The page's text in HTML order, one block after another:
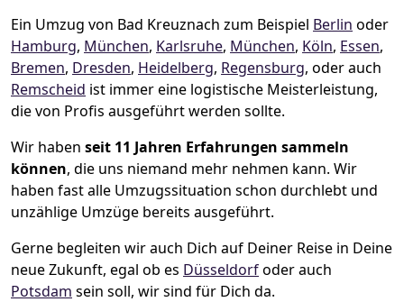
Ein Umzug von Bad Kreuznach zum Beispiel Berlin oder
Hamburg, München, Karlsruhe, München, Köln, Essen,
Bremen, Dresden, Heidelberg, Regensburg, oder auch
Remscheid ist immer eine logistische Meisterleistung,
die von Profis ausgeführt werden sollte.
Wir haben seit 11 Jahren Erfahrungen sammeln
können, die uns niemand mehr nehmen kann. Wir
haben fast alle Umzugssituation schon durchlebt und
unzählige Umzüge bereits ausgeführt.
Gerne begleiten wir auch Dich auf Deiner Reise in Deine
neue Zukunft, egal ob es Düsseldorfoder auch
Potsdam sein soll, wir sind für Dich da.